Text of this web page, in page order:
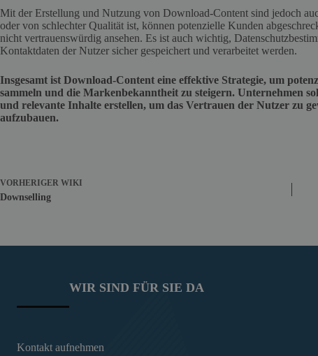
Mit der Erstellung und Nutzung von Download-Content sind jedoch
oder von schlechter Qualität ist, können potenzielle Kunden
nicht vertrauenswürdig ansehen. Es ist auch wichtig,
Kontaktdaten der Nutzer sicher gespeichert und verarbeitet werden.
Insgesamt ist Download-Content eine effektive Strategie, um
sammeln und die Markenbekanntheit zu steigern. Unternehmen
und relevante Inhalte erstellen, um das Vertrauen der Nutzer zu
aufzubauen.
VORHERIGER WIKI
Downselling
WIR SIND FÜR SIE DA
Kontakt aufnehmen